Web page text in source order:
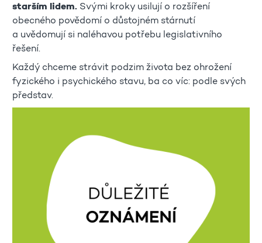
starším lidem. Svými kroky usilují o rozšíření
obecného povědomí o důstojném stárnutí
a uvědomují si naléhavou potřebu legislativního
řešení.
Každý chceme strávit podzim života bez ohrožení
fyzického i psychického stavu, ba co víc: podle svých
představ.